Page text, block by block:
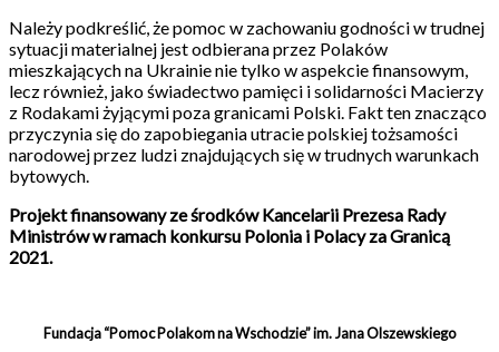
Należy podkreślić, że pomoc w zachowaniu godności w trudnej
sytuacji materialnej jest odbierana przez Polaków
mieszkających na Ukrainie nie tylko w aspekcie finansowym,
lecz również, jako świadectwo pamięci i solidarności Macierzy
z Rodakami żyjącymi poza granicami Polski. Fakt ten znacząco
przyczynia się do zapobiegania utracie polskiej tożsamości
narodowej przez ludzi znajdujących się w trudnych warunkach
bytowych.
Projekt finansowany ze środków Kancelarii Prezesa Rady
Ministrów w ramach konkursu Polonia i Polacy za Granicą
2021.
Fundacja “Pomoc Polakom na Wschodzie” im. Jana Olszewskiego